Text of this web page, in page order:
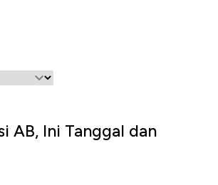
AB, Ini Tanggal dan